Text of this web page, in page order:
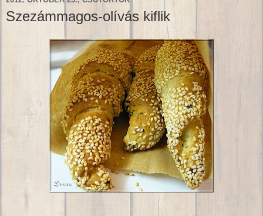
Szezámmagos-olívás kiflik